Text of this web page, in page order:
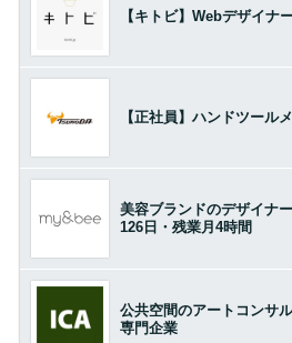
【キトビ】Webデザイナ
【正社員】ハンドツール
美容ブランドのデザイナ
126日・残業月4時間
公共空間のアートコンサ
専門企業